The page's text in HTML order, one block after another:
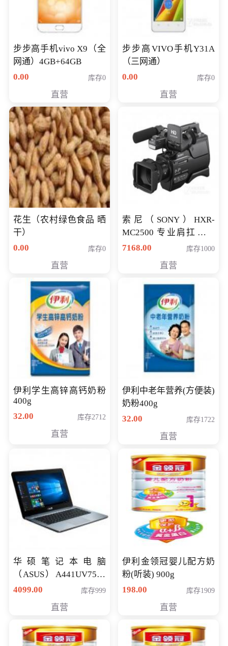
步步高手机vivo X9（全
网通）4GB+64GB
0.00
库存0
直营
步步高VIVO手机Y31A
（三网通）
0.00
库存0
直营
花生（农村绿色食品 晒
干）
0.00
库存0
直营
索尼（SONY）HXR-
MC2500 专业肩扛式存
储卡全高清摄录一体机
清入门级摄像机
7168.00 库存1000
直营
伊利学生高锌高钙奶粉
400g
32.00
库存2712
直营
伊利中老年营养(方便装)
奶粉400g
32.00
库存1722
直营
华硕笔记本电脑
（ASUS）A441UV7500
顽石（7代i7-7500U 4G
4099.00 库存999
直营
伊利金领冠婴儿配方奶
粉(听装) 900g
198.00
库存1909
直营